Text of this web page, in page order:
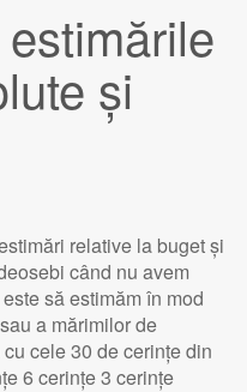
și
relative la buget și
când nu avem
să estimăm în mod
a mărimilor de
cele 30 de cerințe din
6 cerințe 3 cerințe